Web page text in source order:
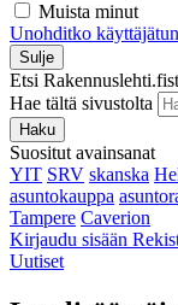
Muista minut
Unohditko
Sulje
Etsi
Hae tältä sivustolta
Haku
Suositut avainsanat
YIT SRV skanska
asuntokauppa
Tampere Caverion
Kirjaudu sisään
Uutiset